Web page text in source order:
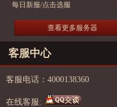
每日新服/点击选服
查看更多服务器
客服中心
客服电话：4000138360
在线客服: